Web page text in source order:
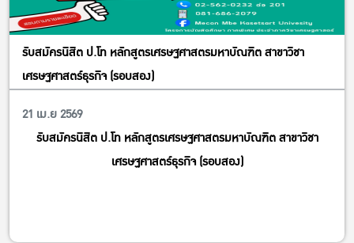
กรอบข้อมูลในแบบฟอร์มให้ครบถ้วน
แนบไฟล์ผลงานตามรูปแบบที่กำหนด ผลงานต้องเป็นไฟล์
MP4/MON ความละเอียดไม่ต่ำกว่า 1080p (16:9)
รับสมัครนิสิต ป.โท หลักสูตรเศรษฐศาสตรมหาบัณฑิต สาขาวิชา
เศรษฐศาสตร์ธุรกิจ (รอบสอง)
21 เม.ย 2569
รับสมัครนิสิต ป.โท หลักสูตรเศรษฐศาสตรมหาบัณฑิต สาขาวิชา
เศรษฐศาสตร์ธุรกิจ (รอบสอง)